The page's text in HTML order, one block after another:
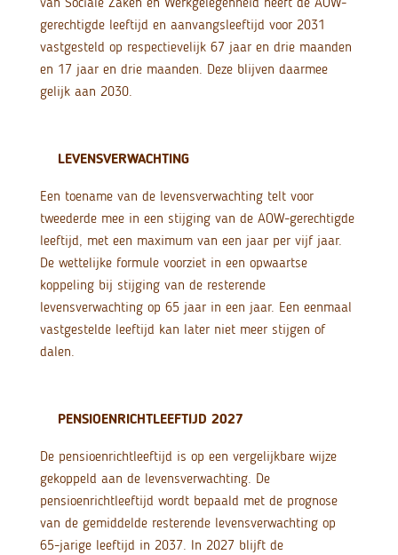
gerechtigde leeftijd en aanvangsleeftijd voor 2031
vastgesteld op respectievelijk 67 jaar en drie maanden
en 17 jaar en drie maanden. Deze blijven daarmee
gelijk aan 2030.
LEVENSVERWACHTING
Een toename van de levensverwachting telt voor
tweederde mee in een stijging van de AOW-gerechtigde
leeftijd, met een maximum van een jaar per vijf jaar.
De wettelijke formule voorziet in een opwaartse
koppeling bij stijging van de resterende
levensverwachting op 65 jaar in een jaar. Een eenmaal
vastgestelde leeftijd kan later niet meer stijgen of
dalen.
PENSIOENRICHTLEEFTIJD 2027
De pensioenrichtleeftijd is op een vergelijkbare wijze
gekoppeld aan de levensverwachting. De
pensioenrichtleeftijd wordt bepaald met de prognose
van de gemiddelde resterende levensverwachting op
65-jarige leeftijd in 2037. In 2027 blijft de